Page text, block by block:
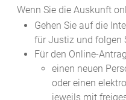
Wenn Sie die Auskunft
Gehen Sie auf die
für Justiz und folgen
Für den Online-
einen neuen
oder einen
jeweils mit